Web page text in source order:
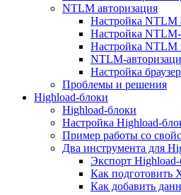
NTLM авторизация
Настройка NTLM
Настройка
Настройка NTLM
NTLM-
Настройка
Проблемы и решения
Highload-блоки
Highload-блоки
Настройка Highload-
Пример работы со
Два инструмента для
Экспорт Highload-
Как подготовить
Как добавить